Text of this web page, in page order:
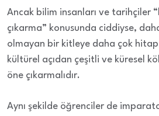
Ancak bilim insanları ve tarihçiler
çıkarma” konusunda ciddiyse,
olmayan bir kitleye daha çok
kültürel açıdan çeşitli ve küresel
öne çıkarmalıdır.
Aynı şekilde öğrenciler de